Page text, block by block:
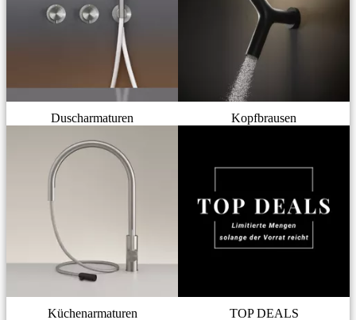
Duscharmaturen Kopfbrausen
Küchenarmaturen TOP DEALS